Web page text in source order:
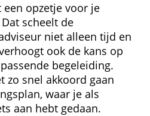
een opzetje voor je
scheelt de
niet alleen tijd en
ook de kans op
begeleiding.
zo snel akkoord gaan
waar je als
aan hebt gedaan.